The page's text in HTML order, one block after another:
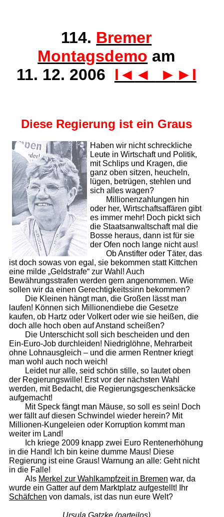
114. Bremer
Montagsdemo am
11. 12. 2006 I◄ ◄ ► ►I
Diese Regierung ist ein Graus
Haben wir nicht schreckliche
Leute in Wirtschaft und Politik,
mit Schlips und Kragen, die
ganz oben sitzen, heucheln,
lügen, betrügen, stehlen und
sich alles wagen?
Millionenzahlungen hin
oder her, Wirtschaftsaffären gibt
es immer mehr! Doch pickt sich
die Staatsanwaltschaft mal die
Bosse heraus, dann ist für sie
der Ofen noch lange nicht aus!
Ob Anstifter oder Täter, das
ist doch sowas von egal, sie bekommen statt Kittchen
eine milde „Geldstrafe“ zur Wahl! Auch
Bewährungsstrafen werden gern angenommen. Wie
sollen wir da einen Gerechtigkeitssinn bekommen?
Die Kleinen hängt man, die Großen lässt man
laufen! Können sich Millionendiebe die Gesetze
kaufen, ob Hartz oder Volkert oder wie sie heißen, die
doch alle hoch oben auf Anstand scheißen?
Die Unterschicht soll sich bescheiden und den
Ein-Euro-Job durchleiden! Niedriglöhne, Mehrarbeit
ohne Lohnausgleich – und die armen Rentner kriegt
man wohl auch noch weich!
Leidet nur alle, seid schön stille, so lautet oben
der Regierungswille! Erst vor der nächsten Wahl
werden, mit Bedacht, die Regierungsgeschenksäcke
aufgemacht!
Mit Speck fängt man Mäuse, so soll es sein! Doch
wer fällt auf diesen Schwindel wieder herein? Mit
Millionen-Kungeleien oder Korruption kommt man
weiter im Land!
Ich kriege 2009 knapp zwei Euro Rentenerhöhung
in die Hand! Ich bin keine dumme Maus! Diese
Regierung ist eine Graus! Warnung an alle: Geht nicht
in die Falle!
Als Merkel zur Wahlkampfzeit in Bremen war, da
wurde ein Gatter auf dem Marktplatz aufgestellt! Ihr
Schäfchen von damals, ist das nun eure Welt?
Ursula Gatzke (parteilos)